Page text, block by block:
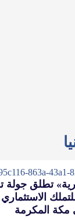
تطلق جولة
المكرمة